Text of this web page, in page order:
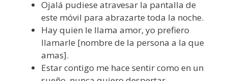
Ojalá pudiese atravesar la pantalla de
este móvil para abrazarte toda la noche.
Hay quien le llama amor, yo prefiero
llamarle [nombre de la persona a la que
amas].
Estar contigo me hace sentir como en un